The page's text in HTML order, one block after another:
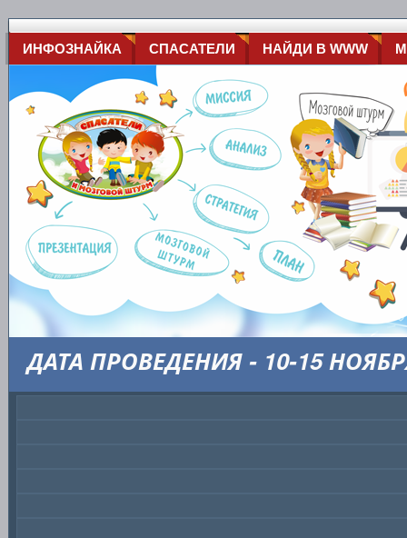
ИНФОЗНАЙКА СПАСАТЕЛИ НАЙДИ В WWW
ДАТА ПРОВЕДЕНИЯ - 10-15